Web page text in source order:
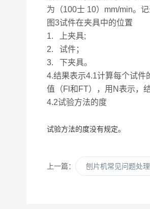
为（100士 10）mm/min。
图3试件在夹具中的位置
1.
上夹具;
2.
试件；
3.
下夹具。
4.结果表示4.1计算每个试件
值（Fl和FT），用N表示，
4.2试验方法的度
试验方法的度没有规定。
上一篇： 刨片机常见问题处